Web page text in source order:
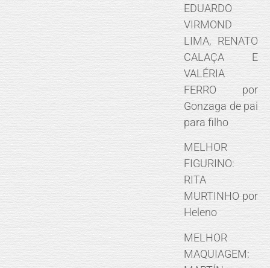
EDUARDO
VIRMOND
LIMA, RENATO
CALAÇA E
VALÉRIA
FERRO por
Gonzaga de pai
para filho
MELHOR
FIGURINO:
RITA
MURTINHO por
Heleno
MELHOR
MAQUIAGEM: